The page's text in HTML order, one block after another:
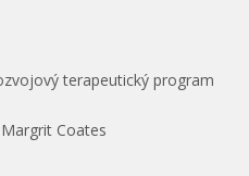
terapeutický program
Coates